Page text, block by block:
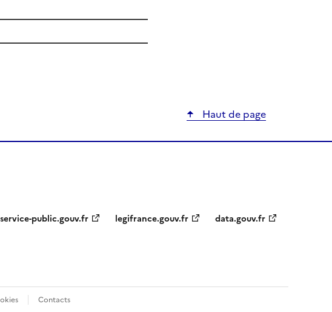
Haut de page
service-public.gouv.fr legifrance.gouv.fr data.gouv.fr
Contacts